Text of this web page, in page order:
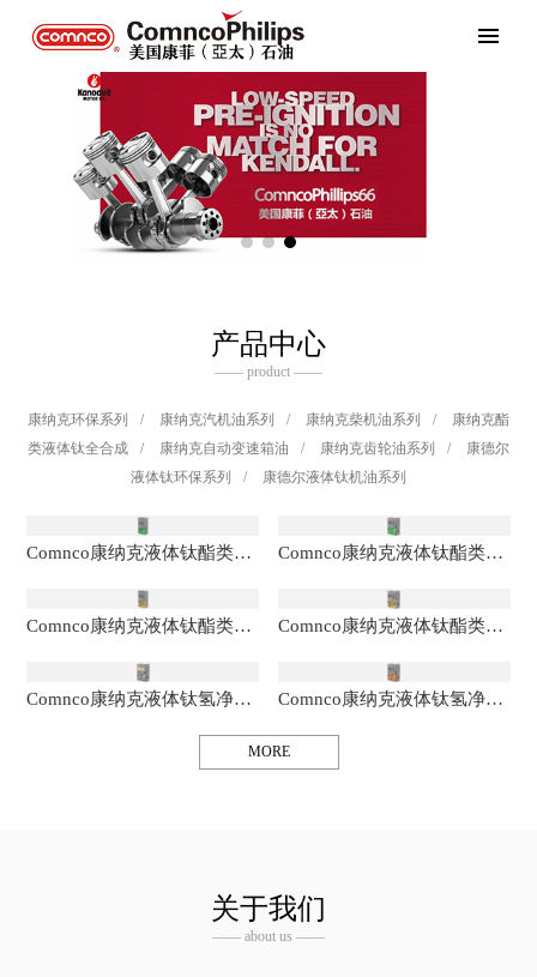
产品中心
—— product ——
康纳克环保系列 / 康纳克汽机油系列 / 康纳克柴机油系列 /
康纳克酯
类液体钛全合成
/ 康纳克自动变速箱油 / 康纳克齿轮油系列 /
康德尔
液体钛环保系列
/ 康德尔液体钛机油系列
Comnco康纳克液体钛酯类全合成润滑油 Comnco康纳克液体钛酯类全合成润滑油
Comnco康纳克液体钛酯类全合成润滑油 Comnco康纳克液体钛酯类全合成润滑油
Comnco康纳克液体钛氢净全合成润滑油 Comnco康纳克液体钛氢净全合成润滑油
MORE
关于我们
—— about us ——